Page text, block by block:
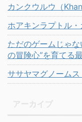
カンクウルウ（
ホアキンラプトル
ただのゲームじゃ
の冒険心”を育てる
ササヤマグノームス